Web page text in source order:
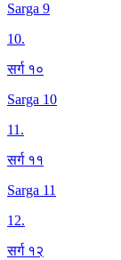
Sarga 9
10.
सर्ग १०
Sarga 10
11.
सर्ग ११
Sarga 11
12.
सर्ग १२